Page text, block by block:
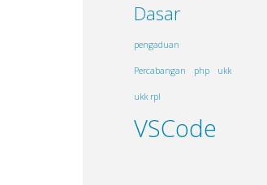
Dasar
pengaduan
Percabangan php ukk
ukk rpl
VSCode